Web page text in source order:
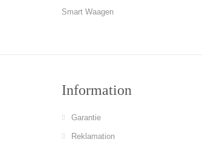
Smart Waagen
Information
Garantie
Reklamation